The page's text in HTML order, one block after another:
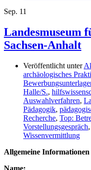
Sep. 11
Landesmuseum
Sachsen-Anhalt
Veröffentlicht unter
archäologisches
Halle/S.,
Auswahlverfahren,
Pädagogik,
Recherche, Top:
Vorstellungsgespräch,
Wissenvermittlung
Allgemeine Informationen
Name: